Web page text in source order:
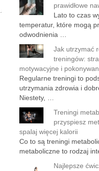
prawidłowe
Lato to czas
temperatur, które mogą
odwodnienia …
Jak utrzymać
treningów:
motywacyjne i
Regularne treningi to
utrzymania zdrowia i
Niestety, …
Treningi
przyspiesz
spalaj więcej kalorii
Co to są treningi
metaboliczne to rodzaj
Najlepsze